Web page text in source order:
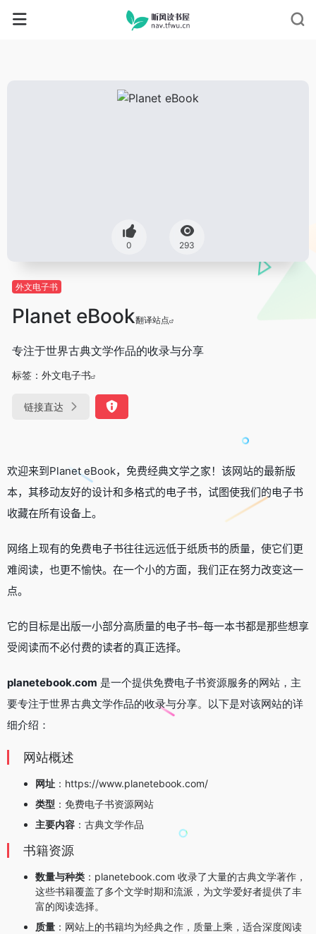
0 293
外文电子书
Planet eBook翻译站点
专注于世界古典文学作品的收录与分享
标签： 外文电子书
链接直达
欢迎来到Planet eBook，免费经典文学之家！该网站的最新版
本，其移动友好的设计和多格式的电子书，试图使我们的电子书
收藏在所有设备上。
网络上现有的免费电子书往往远远低于纸质书的质量，使它们更
难阅读，也更不愉快。在一个小的方面，我们正在努力改变这一
点。
它的目标是出版一小部分高质量的电子书–每一本书都是那些想享
受阅读而不必付费的读者的真正选择。
planetebook.com 是一个提供免费电子书资源服务的网站，主
要专注于世界古典文学作品的收录与分享。以下是对该网站的详
细介绍：
网站概述
网址 ：https://www.planetebook.com/
类型 ：免费电子书资源网站
主要内容 ：古典文学作品
书籍资源
数量与种类 ：planetebook.com 收录了大量的古典文学著作，
这些书籍覆盖了多个文学时期和流派，为文学爱好者提供了丰
富的阅读选择。
质量 ：网站上的书籍均为经典之作，质量上乘，适合深度阅读